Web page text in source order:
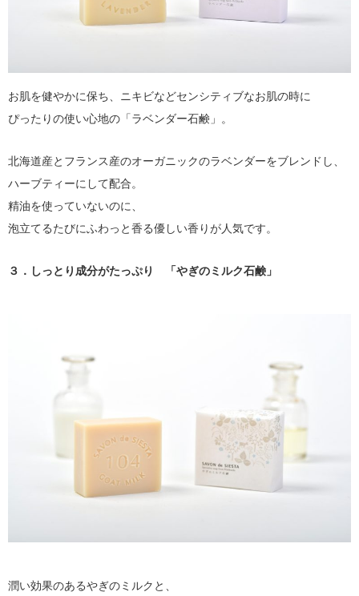
お肌を健やかに保ち、ニキビなどセンシティブなお肌の時に
ぴったりの使い心地の「ラベンダー石鹸」。
北海道産とフランス産のオーガニックのラベンダーをブレンドし、
ハーブティーにして配合。
精油を使っていないのに、
泡立てるたびにふわっと香る優しい香りが人気です。
３．しっとり成分がたっぷり 「やぎのミルク石鹸」
潤い効果のあるやぎのミルクと、